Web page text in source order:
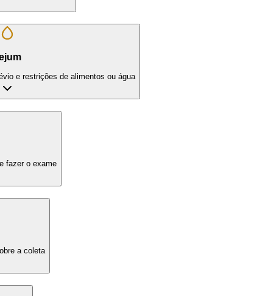
e restrições de alimentos ou água
fazer o exame
a coleta